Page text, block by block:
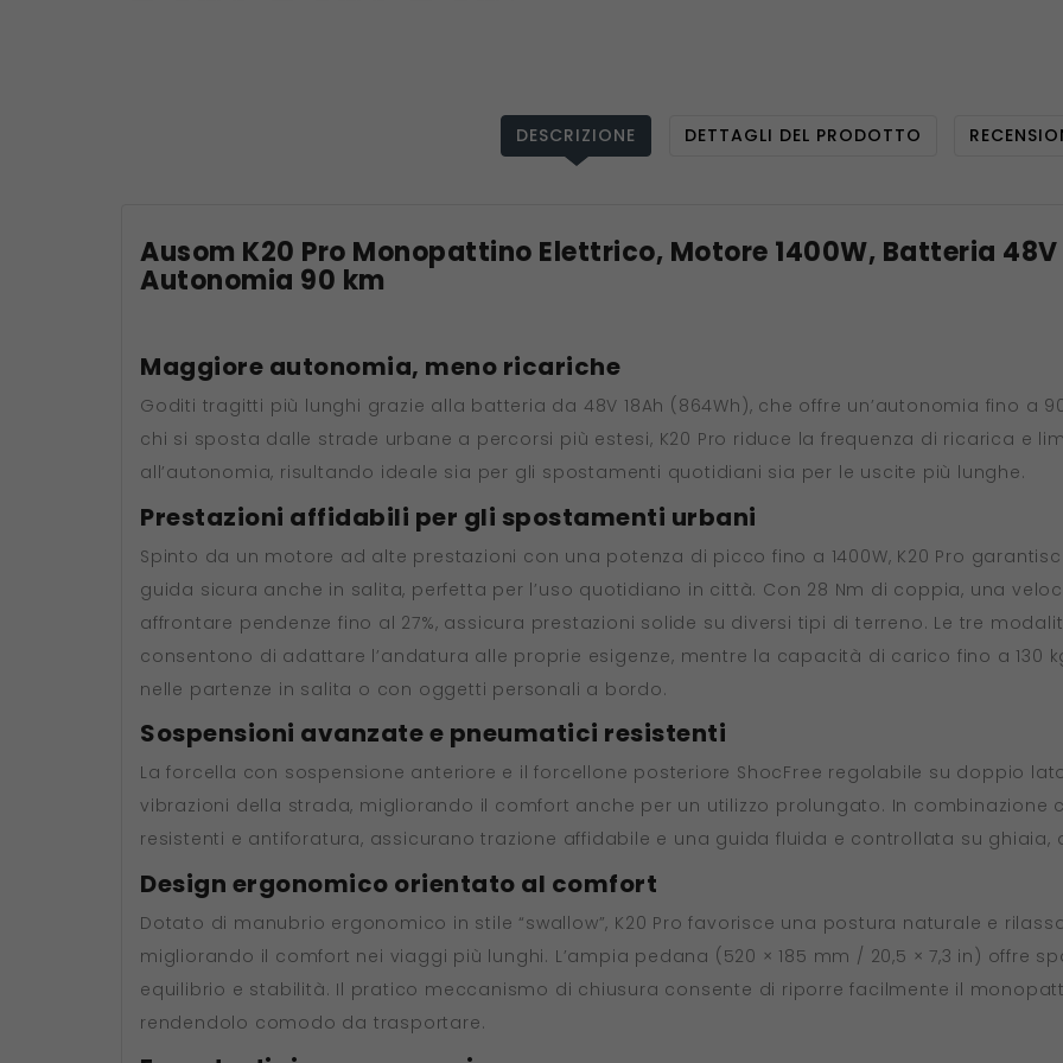
DESCRIZIONE DETTAGLI DEL PRODOTTO
Ausom K20 Pro Monopattino Elettrico, Motore 1400W, Batteria
Autonomia 90 km
Maggiore autonomia, meno ricariche
Goditi tragitti più lunghi grazie alla batteria da 48V 18Ah (864Wh), che offre un’autonomia fino a
chi si sposta dalle strade urbane a percorsi più estesi, K20 Pro riduce la frequenza di ricarica e
all’autonomia, risultando ideale sia per gli spostamenti quotidiani sia per le uscite più lunghe.
Prestazioni affidabili per gli spostamenti urbani
Spinto da un motore ad alte prestazioni con una potenza di picco fino a 1400W, K20 Pro
guida sicura anche in salita, perfetta per l’uso quotidiano in città. Con 28 Nm di coppia, una
affrontare pendenze fino al 27%, assicura prestazioni solide su diversi tipi di terreno. Le tre
consentono di adattare l’andatura alle proprie esigenze, mentre la capacità di carico fino a 130
nelle partenze in salita o con oggetti personali a bordo.
Sospensioni avanzate e pneumatici resistenti
La forcella con sospensione anteriore e il forcellone posteriore ShocFree regolabile su doppio
vibrazioni della strada, migliorando il comfort anche per un utilizzo prolungato. In combinazione
resistenti e antiforatura, assicurano trazione affidabile e una guida fluida e controllata su ghiaia,
Design ergonomico orientato al comfort
Dotato di manubrio ergonomico in stile “swallow”, K20 Pro favorisce una postura naturale e
migliorando il comfort nei viaggi più lunghi. L’ampia pedana (520 × 185 mm / 20,5 × 7,3 in) offre
equilibrio e stabilità. Il pratico meccanismo di chiusura consente di riporre facilmente il
rendendolo comodo da trasportare.